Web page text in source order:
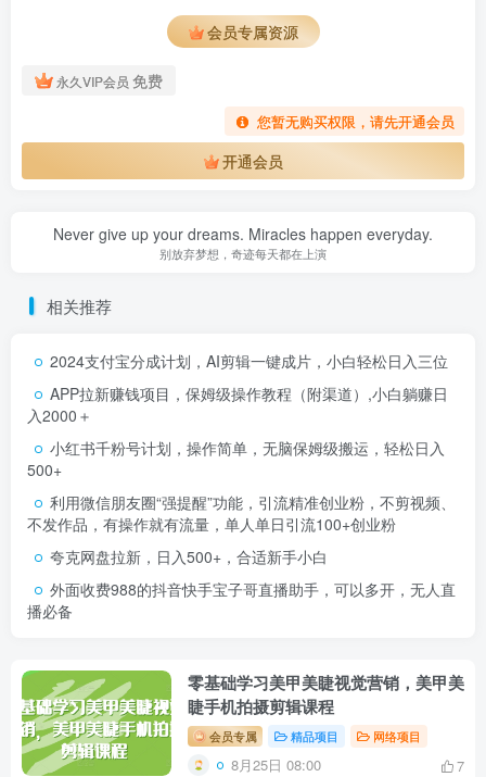
会员专属资源
永久VIP会员 免费
您暂无购买权限，请先开通会员
开通会员
Never give up your dreams. Miracles happen everyday.
别放弃梦想，奇迹每天都在上演
相关推荐
2024支付宝分成计划，AI剪辑一键成片，小白轻松日入三位
APP拉新赚钱项目，保姆级操作教程（附渠道）,小白躺赚日
入2000＋
小红书千粉号计划，操作简单，无脑保姆级搬运，轻松日入
500+
利用微信朋友圈“强提醒”功能，引流精准创业粉，不剪视频、
不发作品，有操作就有流量，单人单日引流100+创业粉
夸克网盘拉新，日入500+，合适新手小白
外面收费988的抖音快手宝子哥直播助手，可以多开，无人直
播必备
零基础学习美甲美睫视觉营销，美甲美
睫手机拍摄剪辑课程
会员专属 精品项目 网络项目
8月25日 08:00 7